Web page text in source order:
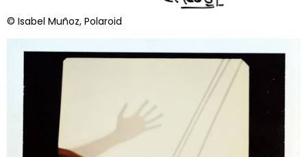
© Isabel Muñoz, Polaroid